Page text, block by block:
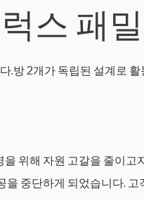
스 패
.방 2개가 독립된 설계로
위해 자원 고갈을 줄이
중단하게 되었습니다.